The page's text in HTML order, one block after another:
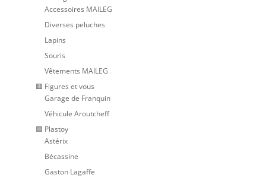
Accessoires MAILEG
Diverses peluches
Lapins
Souris
Vêtements MAILEG
🟥 Figures et vous
Garage de Franquin
Véhicule Aroutcheff
🟦 Plastoy
Astérix
Bécassine
Gaston Lagaffe